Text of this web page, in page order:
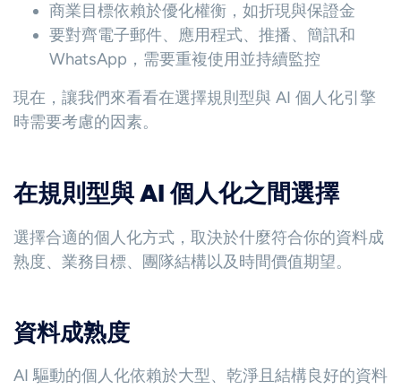
商業目標依賴於優化權衡，如折現與保證金
要對齊電子郵件、應用程式、推播、簡訊和
WhatsApp，需要重複使用並持續監控
現在，讓我們來看看在選擇規則型與 AI 個人化引擎
時需要考慮的因素。
在規則型與 AI 個人化之間選擇
選擇合適的個人化方式，取決於什麼符合你的資料成
熟度、業務目標、團隊結構以及時間價值期望。
資料成熟度
AI 驅動的個人化依賴於大型、乾淨且結構良好的資料